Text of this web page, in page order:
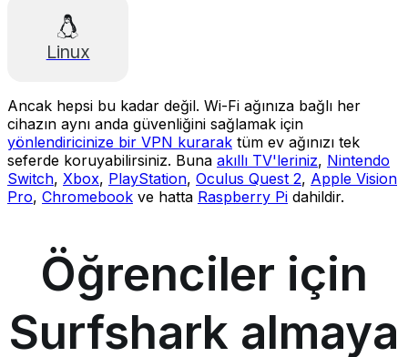
Linux
Ancak hepsi bu kadar değil. Wi-Fi ağınıza bağlı her
cihazın aynı anda güvenliğini sağlamak için
yönlendiricinize bir VPN kurarak tüm ev ağınızı tek
seferde koruyabilirsiniz. Buna akıllı TV'leriniz, Nintendo
Switch, Xbox, PlayStation, Oculus Quest 2, Apple Vision
Pro, Chromebook ve hatta Raspberry Pi dahildir.
Öğrenciler için
Surfshark almaya